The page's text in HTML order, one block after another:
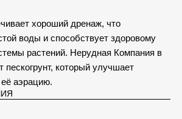
хороший дренаж, что
воды и способствует здоровому
растений. Нерудная Компания в
пескогрунт, который улучшает
аэрацию.